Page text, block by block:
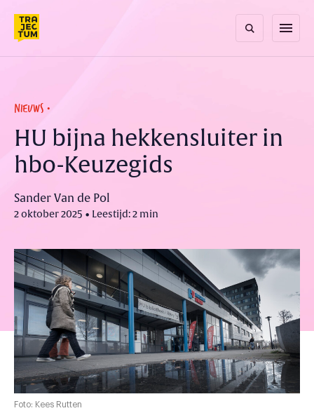
content
menu
NIEUWS
HU bijna hekkensluiter in
hbo-Keuzegids
Sander Van de Pol
2 oktober 2025 • Leestijd: 2 min
Foto: Kees Rutten